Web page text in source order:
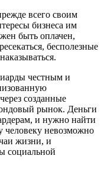
всего своим
бизнеса им
быть оплачен,
бесполезные
честным и
созданные
рынок. Деньги
и нужно найти
человеку невозможно
жизни, и
социальной